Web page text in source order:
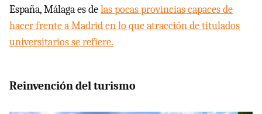
España, Málaga es delas pocas provincias capaces de
hacer frente a Madrid en lo que atracción de titulados
universitarios se refiere.
Reinvención del turismo